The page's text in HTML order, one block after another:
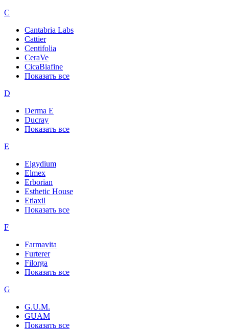
C
Cantabria Labs
Cattier
Centifolia
CeraVe
CicaBiafine
Показать все
D
Derma E
Ducray
Показать все
E
Elgydium
Elmex
Erborian
Esthetic House
Etiaxil
Показать все
F
Farmavita
Furterer
Filorga
Показать все
G
G.U.M.
GUAM
Показать все